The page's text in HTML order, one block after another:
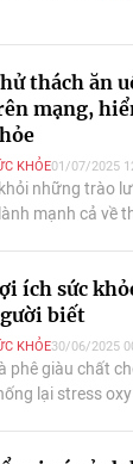
thách ăn
mạng,
KHỎE01/07/2025
những trào
mạnh cả về
ích sức
biết
KHỎE30/06/2025
phê giàu chất
lại stress